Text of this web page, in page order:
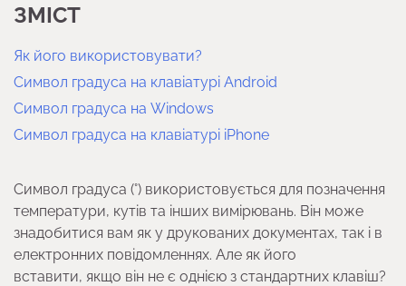
ЗМІСТ
Як його використовувати?
Символ градуса на клавіатурі Android
Символ градуса на Windows
Символ градуса на клавіатурі iPhone
Символ градуса (°) використовується для позначення
температури, кутів та інших вимірювань. Він може
знадобитися вам як у друкованих документах, так і в
електронних повідомленнях. Але як його
вставити, якщо він не є однією з стандартних клавіш?